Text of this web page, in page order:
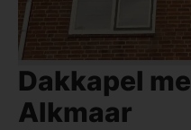
Dakkapel
Alkmaar